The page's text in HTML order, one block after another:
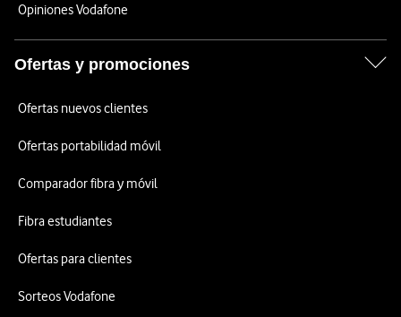
Opiniones Vodafone
Ofertas y promociones
Ofertas nuevos clientes
Ofertas portabilidad móvil
Comparador fibra y móvil
Fibra estudiantes
Ofertas para clientes
Sorteos Vodafone